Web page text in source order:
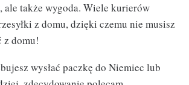
ale także wygoda. Wiele kurierów
z domu, dzięki czemu nie musisz
z domu!
wysłać paczkę do Niemiec lub